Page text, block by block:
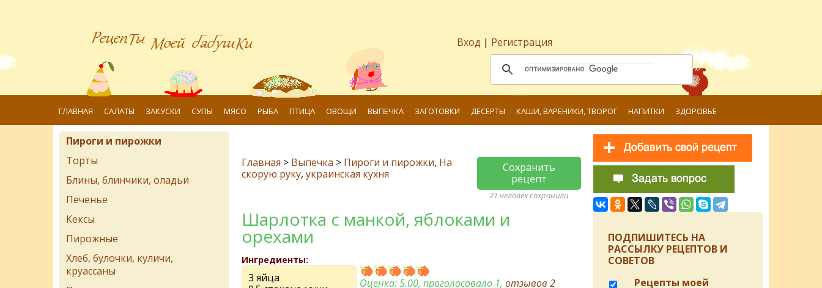
Вход | Регистрация
ГЛАВНАЯ САЛАТЫ ЗАКУСКИ СУПЫ МЯСО РЫБА ПТИЦА ОВОЩИ ВЫПЕЧКА ЗАГОТОВКИ ДЕСЕРТЫ КАШИ, ВАРЕНИКИ, ТВОРОГ НАПИТКИ ЗДОРОВЬЕ
Главная > Выпечка > Пироги и пирожки, На
скорую руку, украинская кухня
Сохранить
рецепт
21 человек сохранили
Шарлотка с манкой, яблоками и
орехами
Ингредиенты:
3 яйца
Оценка:5.00, проголосовало 1,отзывов2
Пироги и пирожки
Торты
Блины, блинчики, оладьи
Печенье
Кексы
Пирожные
Хлеб, булочки, куличи,
круассаны
ПОДПИШИТЕСЬ НА
РАССЫЛКУ РЕЦЕПТОВ И
СОВЕТОВ
Рецепты моей